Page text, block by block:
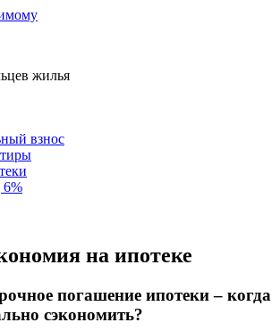
жилья
взнос
6%
на ипотеке
погашение ипотеки – когда
сэкономить?